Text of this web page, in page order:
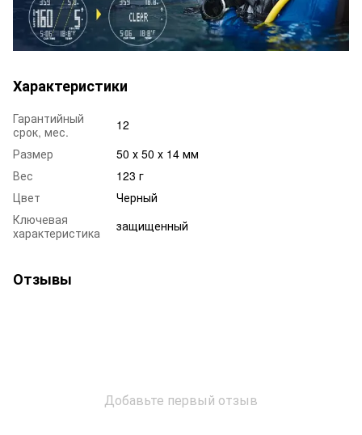
Характеристики
Гарантийный
срок, мес.
12
Размер
50 х 50 х 14 мм
Вес
123 г
Цвет
Черный
Ключевая
характеристика
защищенный
Отзывы
Добавьте первый отзыв